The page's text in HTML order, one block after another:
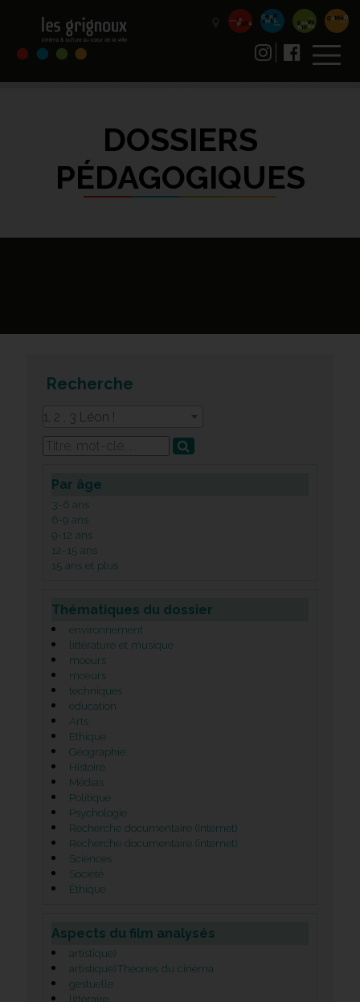
DOSSIERS
PÉDAGOGIQUES
Recherche
1, 2 , 3 Léon !
Par âge
3-6 ans
6-9 ans
9-12 ans
12-15 ans
15 ans et plus
Thématiques du dossier
environnement
littérature et musique
moeurs
mœurs
techniques
éducation
Arts
Ethique
Géographie
Histoire
Médias
Politique
Psychologie
Recherche documentaire (Internet)
Recherche documentaire (internet)
Sciences
Société
Éthique
Aspects du film analysés
artistique)
artistique)Théories du cinéma
gestuelle
littéraire